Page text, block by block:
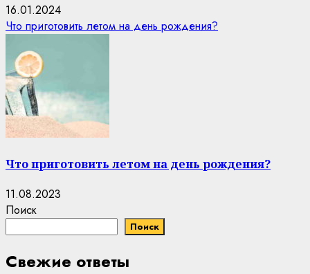
16.01.2024
Что приготовить летом на день рождения?
Что приготовить летом на день рождения?
11.08.2023
Поиск
Поиск
Свежие ответы